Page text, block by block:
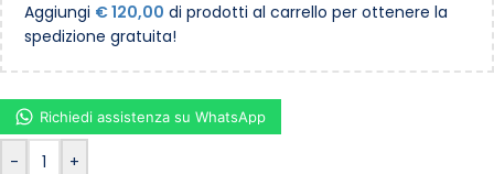
Aggiungi €120,00 di prodotti al carrello per ottenere la
spedizione gratuita!
- +
Richiedi assistenza su WhatsApp